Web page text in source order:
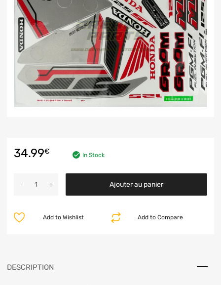
34.99€ In Stock
Ajouter au panier
Add to Compare
Add to Wishlist
DESCRIPTION